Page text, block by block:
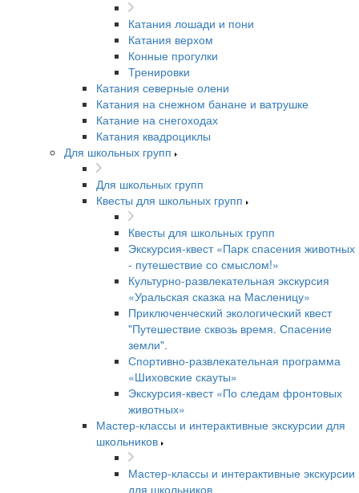
Катания лошади и пони
Катания верхом
Конные прогулки
Тренировки
Катания северные олени
Катания на снежном банане и ватрушке
Катание на снегоходах
Катания квадроциклы
Для школьных групп
Для школьных групп
Квесты для школьных групп
Квесты для школьных групп
Экскурсия-квест «Парк спасения животных
- путешествие со смыслом!»
Культурно-развлекательная экскурсия
«Уральская сказка на Масленицу»
Приключенческий экологический квест
"Путешествие сквозь время. Спасение
земли".
Спортивно-развлекательная программа
«Шиховские скауты»
Экскурсия-квест «По следам фронтовых
животных»
Мастер-классы и интерактивные экскурсии для
школьников
Мастер-классы и интерактивные экскурсии
для школьников